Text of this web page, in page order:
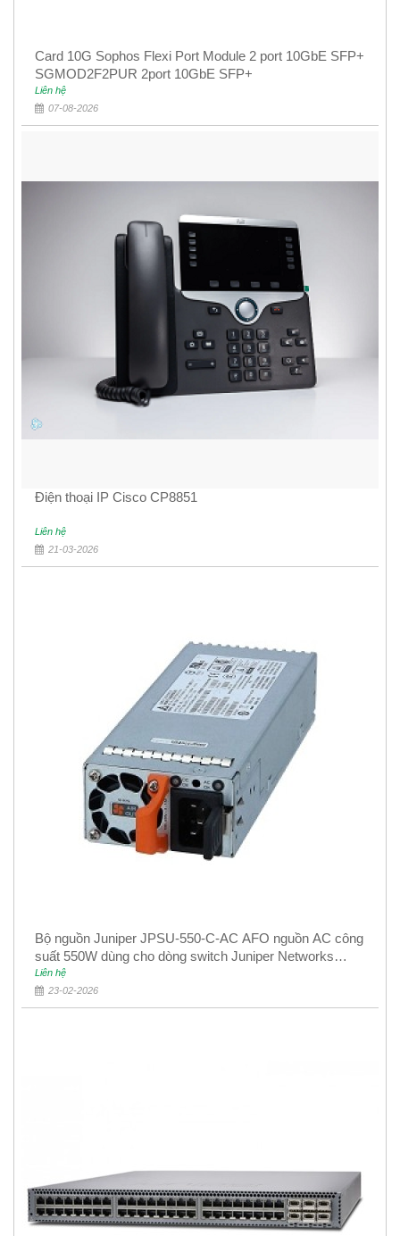
Card 10G Sophos Flexi Port Module 2 port 10GbE SFP+
SGMOD2F2PUR 2port 10GbE SFP+
Liên hệ
07-08-2026
Điện thoại IP Cisco CP8851
Liên hệ
21-03-2026
Bộ nguồn Juniper JPSU-550-C-AC AFO nguồn AC công
suất 550W dùng cho dòng switch Juniper Networks
EX4400
Liên hệ
23-02-2026